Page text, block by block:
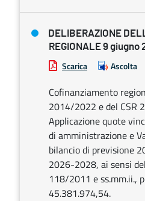
DELIBERAZIONE
REGIONALE 9 giugno
Scarica Ascolta
Cofinanziamento
2014/2022 e del CSR
Applicazione quote
di amministrazione e
bilancio di previsione
2026-2028, ai sensi
118/2011 e ss.mm.ii.,
45.381.974,54.